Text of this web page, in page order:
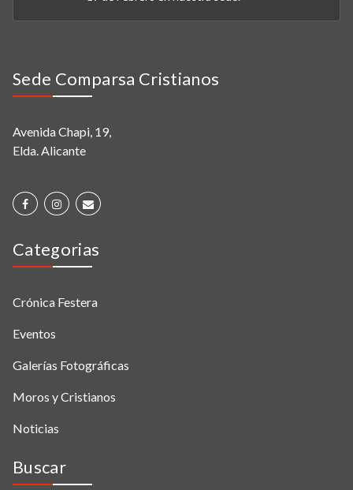
Sede Comparsa Cristianos
Avenida Chapi, 19,
Elda. Alicante
Categorias
Crónica Festera
Eventos
Galerías Fotográficas
Moros y Cristianos
Noticias
Buscar